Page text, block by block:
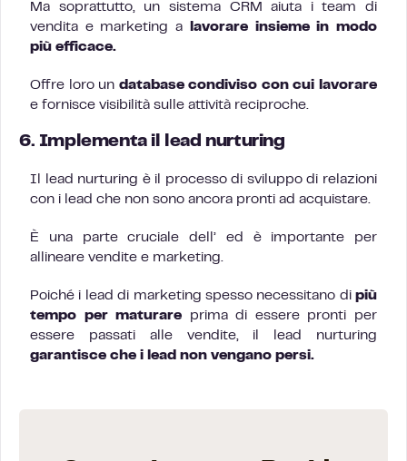
Ma soprattutto, un sistema CRM aiuta i team di
vendita e marketing a
lavorare insieme in modo
più efficace.
Offre loro un database condiviso con cui lavorare
e fornisce visibilità sulle attività reciproche.
6. Implementa il lead nurturing
Il lead nurturing è il processo di sviluppo di relazioni
con i lead che non sono ancora pronti ad acquistare.
È una parte cruciale dell’ ed è importante per
allineare vendite e marketing.
Poiché i lead di marketing spesso necessitano di più
tempo per maturare prima di essere pronti per
essere passati alle vendite, il lead nurturing
garantisce che i lead non vengano persi.